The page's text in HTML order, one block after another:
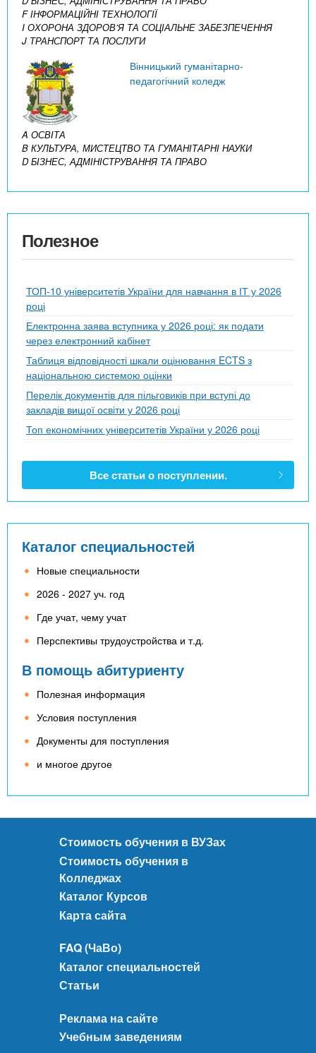
F ІНФОРМАЦІЙНІ ТЕХНОЛОГІЇ
I ОХОРОНА ЗДОРОВ’Я ТА СОЦІАЛЬНЕ ЗАБЕЗПЕЧЕННЯ
J ТРАНСПОРТ ТА ПОСЛУГИ
Вінницький гуманітарно-
педагогічний коледж
A ОСВІТА
B КУЛЬТУРА, МИСТЕЦТВО ТА ГУМАНІТАРНІ НАУКИ
D БІЗНЕС, АДМІНІСТРУВАННЯ ТА ПРАВО
Полезное
ТОП-10 університетів України для навчання в ІТ у 2026
році
Електронна заява вступника у 2026 році: як подати
через електронний кабінет
Таблиця відповідності шкали оцінювання ECTS з
національною системою оцінки
Перелік документів для пільговиків при вступі до
закладів вищої освіти у 2026 році
Топ економічних університетів України у 2026 році
Все статьи о поступлении.
Каталог специальностей
Новые специальности
2026 - 2027 уч. год
Где учат, чему учат
Перспективы трудоустройства и т.д.
В помощь абитуриенту
Полезная информация
Условия поступления
Документы для поступления
и многое другое
Стоимость обучения в ВУЗах
Стоимость обучения в
Колледжах
Каталог Курсов
Карта сайта
FAQ (ЧаВо)
Каталог специальностей
Статьи
Реклама на сайте
Учебным заведениям